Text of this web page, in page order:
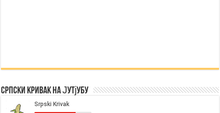
Српски Кривак на Јутјубу